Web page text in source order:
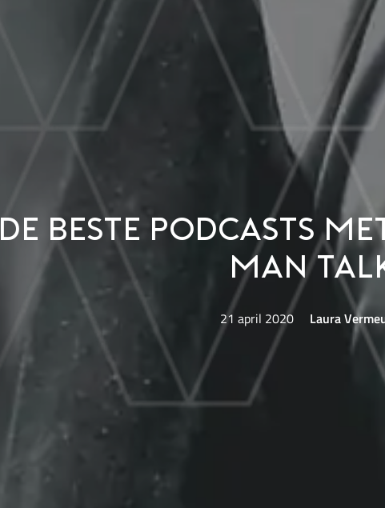
De beste podcasts
man
21 april 2020 Laura